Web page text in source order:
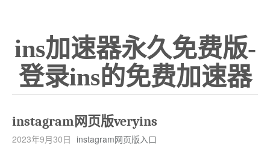
ins加速器永久免费版-
登录ins的免费加速器
instagram网页版veryins
2023年9月30日 instagram网页版入口